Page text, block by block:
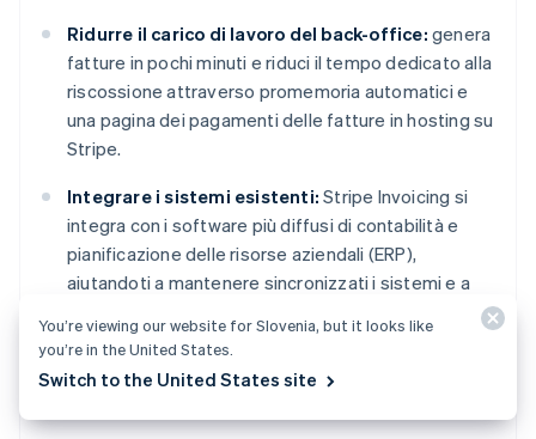
Ridurre il carico di lavoro del back-office: genera
fatture in pochi minuti e riduci il tempo dedicato alla
riscossione attraverso promemoria automatici e
una pagina dei pagamenti delle fatture in hosting su
Stripe.
Integrare i sistemi esistenti: Stripe Invoicing si
integra con i software più diffusi di contabilità e
pianificazione delle risorse aziendali (ERP),
aiutandoti a mantenere sincronizzati i sistemi e a
Scopri di più come
Stripe può semplificare il processo
You’re viewing our website for Slovenia, but it looks like
you’re in the United States.
Switch to the United States site